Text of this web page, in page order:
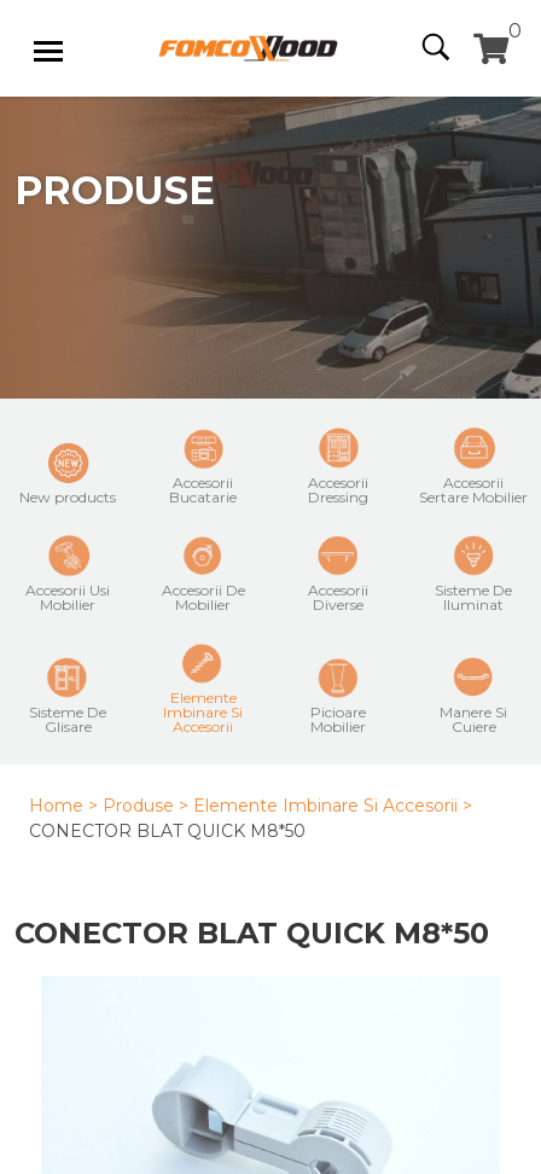
0
PRODUSE
New products
Accesorii
Bucatarie
Accesorii
Dressing
Accesorii
Sertare Mobilier
Accesorii Usi
Mobilier
Accesorii De
Mobilier
Accesorii
Diverse
Sisteme De
Iluminat
Sisteme De
Glisare
Elemente
Imbinare Si
Accesorii
Picioare
Mobilier
Manere Si
Cuiere
Home > Produse > Elemente Imbinare Si Accesorii >
CONECTOR BLAT QUICK M8*50
CONECTOR BLAT QUICK M8*50